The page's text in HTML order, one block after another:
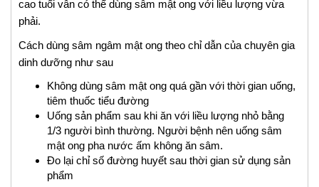
cao tuổi vẫn có thể dùng sâm mật ong với liều lượng vừa
phải.
Cách dùng sâm ngâm mật ong theo chỉ dẫn của chuyên gia
dinh dưỡng như sau
Không dùng sâm mật ong quá gần với thời gian uống,
tiêm thuốc tiểu đường
Uống sản phẩm sau khi ăn với liều lượng nhỏ bằng
1/3 người bình thường. Người bệnh nên uống sâm
mật ong pha nước ấm không ăn sâm.
Đo lại chỉ số đường huyết sau thời gian sử dụng sản
phẩm